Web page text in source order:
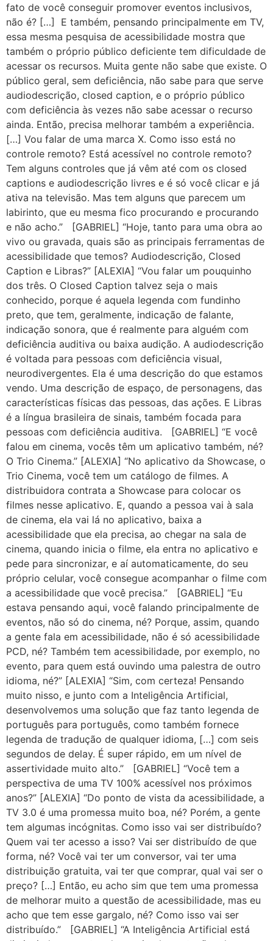
fato de você conseguir promover eventos inclusivos,
não é? […] E também, pensando principalmente em TV,
essa mesma pesquisa de acessibilidade mostra que
também o próprio público deficiente tem dificuldade de
acessar os recursos. Muita gente não sabe que existe. O
público geral, sem deficiência, não sabe para que serve
audiodescrição, closed caption, e o próprio público
com deficiência às vezes não sabe acessar o recurso
ainda. Então, precisa melhorar também a experiência.
[…] Vou falar de uma marca X. Como isso está no
controle remoto? Está acessível no controle remoto?
Tem alguns controles que já vêm até com os closed
captions e audiodescrição livres e é só você clicar e já
ativa na televisão. Mas tem alguns que parecem um
labirinto, que eu mesma fico procurando e procurando
e não acho.” [GABRIEL] “Hoje, tanto para uma obra ao
vivo ou gravada, quais são as principais ferramentas de
acessibilidade que temos? Audiodescrição, Closed
Caption e Libras?” [ALEXIA] “Vou falar um pouquinho
dos três. O Closed Caption talvez seja o mais
conhecido, porque é aquela legenda com fundinho
preto, que tem, geralmente, indicação de falante,
indicação sonora, que é realmente para alguém com
deficiência auditiva ou baixa audição. A audiodescrição
é voltada para pessoas com deficiência visual,
neurodivergentes. Ela é uma descrição do que estamos
vendo. Uma descrição de espaço, de personagens, das
características físicas das pessoas, das ações. E Libras
é a língua brasileira de sinais, também focada para
pessoas com deficiência auditiva. [GABRIEL] “E você
falou em cinema, vocês têm um aplicativo também, né?
O Trio Cinema.” [ALEXIA] “No aplicativo da Showcase, o
Trio Cinema, você tem um catálogo de filmes. A
distribuidora contrata a Showcase para colocar os
filmes nesse aplicativo. E, quando a pessoa vai à sala
de cinema, ela vai lá no aplicativo, baixa a
acessibilidade que ela precisa, ao chegar na sala de
cinema, quando inicia o filme, ela entra no aplicativo e
pede para sincronizar, e aí automaticamente, do seu
próprio celular, você consegue acompanhar o filme com
a acessibilidade que você precisa.” [GABRIEL] “Eu
estava pensando aqui, você falando principalmente de
eventos, não só do cinema, né? Porque, assim, quando
a gente fala em acessibilidade, não é só acessibilidade
PCD, né? Também tem acessibilidade, por exemplo, no
evento, para quem está ouvindo uma palestra de outro
idioma, né?” [ALEXIA] “Sim, com certeza! Pensando
muito nisso, e junto com a Inteligência Artificial,
desenvolvemos uma solução que faz tanto legenda de
português para português, como também fornece
legenda de tradução de qualquer idioma, […] com seis
segundos de delay. É super rápido, em um nível de
assertividade muito alto.” [GABRIEL] “Você tem a
perspectiva de uma TV 100% acessível nos próximos
anos?” [ALEXIA] “Do ponto de vista da acessibilidade, a
TV 3.0 é uma promessa muito boa, né? Porém, a gente
tem algumas incógnitas. Como isso vai ser distribuído?
Quem vai ter acesso a isso? Vai ser distribuído de que
forma, né? Você vai ter um conversor, vai ter uma
distribuição gratuita, vai ter que comprar, qual vai ser o
preço? […] Então, eu acho sim que tem uma promessa
de melhorar muito a questão de acessibilidade, mas eu
acho que tem esse gargalo, né? Como isso vai ser
distribuído.” [GABRIEL] “A Inteligência Artificial está